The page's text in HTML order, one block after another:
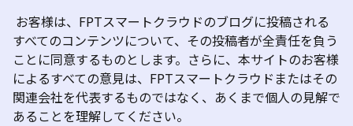
お客様は、FPTスマートクラウドのブログに投稿される
すべてのコンテンツについて、その投稿者が全責任を負う
ことに同意するものとします。さらに、本サイトのお客様
によるすべての意見は、FPTスマートクラウドまたはその
関連会社を代表するものではなく、あくまで個人の見解で
あることを理解してください。